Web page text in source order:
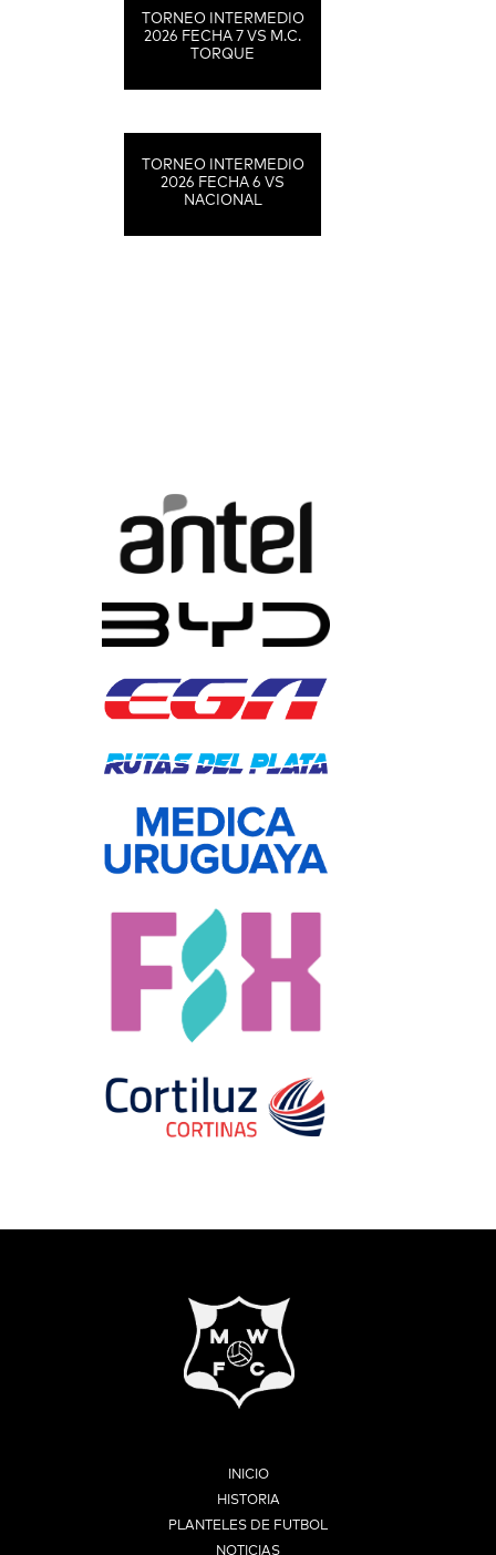
TORNEO INTERMEDIO
2026 FECHA 7 VS M.C.
TORQUE
TORNEO INTERMEDIO
2026 FECHA 6 VS
NACIONAL
INICIO
HISTORIA
PLANTELES DE FUTBOL
NOTICIAS